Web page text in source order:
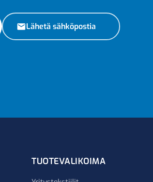
Lähetä sähköpostia
TUOTEVALIKOIMA